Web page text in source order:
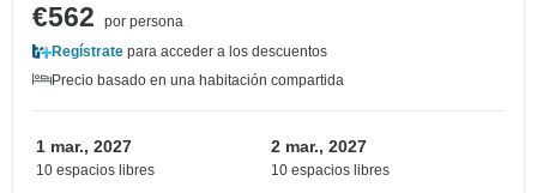
€562
por persona
Regístrate para acceder a los descuentos
Precio basado en una habitación compartida
1 mar., 2027
10 espacios libres
2 mar., 2027
10 espacios libres